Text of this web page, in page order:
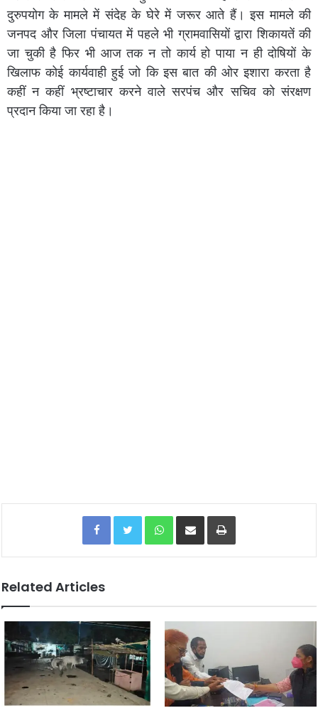
दुरुपयोग के मामले में संदेह के घेरे में जरूर आते हैं। इस मामले की
जनपद और जिला पंचायत में पहले भी ग्रामवासियों द्वारा शिकायतें की
जा चुकी है फिर भी आज तक न तो कार्य हो पाया न ही दोषियों के
खिलाफ कोई कार्यवाही हुई जो कि इस बात की ओर इशारा करता है
कहीं न कहीं भ्रष्टाचार करने वाले सरपंच और सचिव को संरक्षण
प्रदान किया जा रहा है।
Facebook Twitter WhatsApp
Related Articles